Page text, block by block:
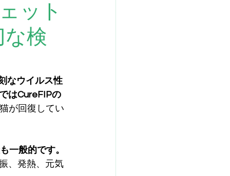
ット
検
なウイルス性
はCureFIPの
が回復してい
一般的です。
、発熱、元気